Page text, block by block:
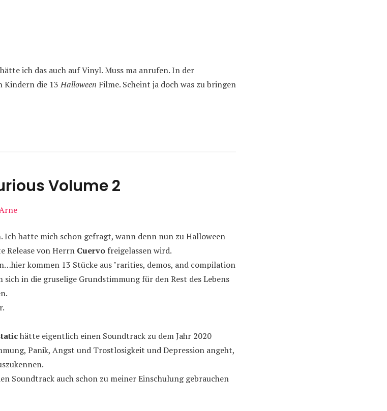
ich das auch auf Vinyl. Muss ma anrufen. In der
Kindern die 13Halloween Filme. Scheint ja doch was zu bringen
Volume 2
Ich hatte mich schon gefragt, wann denn nun zu Halloween
Release von Herrn Cuervo freigelassen wird.
kommen 13 Stücke aus "rarities, demos, and compilation
sich in die gruselige Grundstimmung für den Rest des Lebens
hätte eigentlich einen Soundtrack zu dem Jahr 2020
Panik, Angst und Trostlosigkeit und Depression angeht,
Soundtrack auch schon zu meiner Einschulung gebrauchen